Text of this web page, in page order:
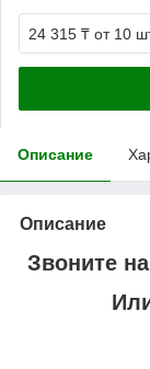
24 315 ₸ от 10
Описание
Описание
Звоните